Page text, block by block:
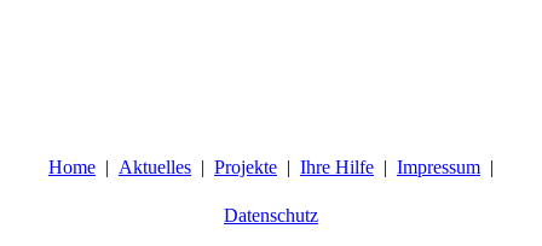
Home Aktuelles Projekte Ihre Hilfe Impressum
Datenschutz